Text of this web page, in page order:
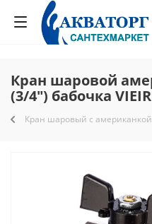
Кран шаровой
(3/4") бабочка
Кран шаровый с американкой